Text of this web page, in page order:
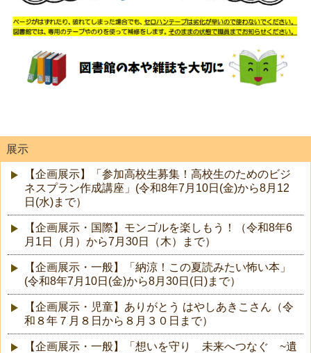
展示
【企画展示】「参加高校生募集！高校生のためのビジ
ネスプラン作成講座」(令和8年7月10日(金)から8月12
日(水)まで）
【企画展示・国際】モンゴルを楽しもう！（令和8年6
月1日（月）から7月30日（木）まで）
【企画展示・一般】「納涼！この夏読みたい怖い本」
(令和8年7月10日(金)から8月30日(日)まで）
【企画展示・児童】ありがとう はやしあきこさん（令
和８年７月８日から８月３０日まで）
【企画展示・一般】「想いを守り 未来へつなぐ ~遺